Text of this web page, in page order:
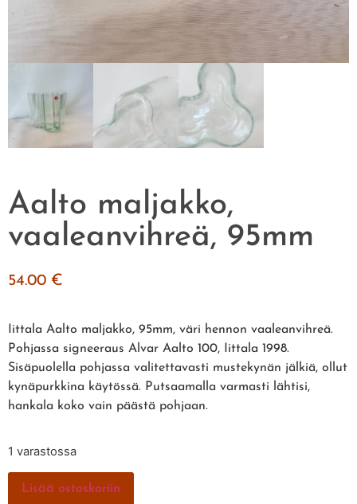
Aalto maljakko,
vaaleanvihreä, 95mm
54.00 €
Iittala Aalto maljakko, 95mm, väri hennon vaaleanvihreä.
Pohjassa signeeraus Alvar Aalto 100, Iittala 1998.
Sisäpuolella pohjassa valitettavasti mustekynän jälkiä, ollut
kynäpurkkina käytössä. Putsaamalla varmasti lähtisi,
hankala koko vain päästä pohjaan.
1 varastossa
Lisää ostoskoriin